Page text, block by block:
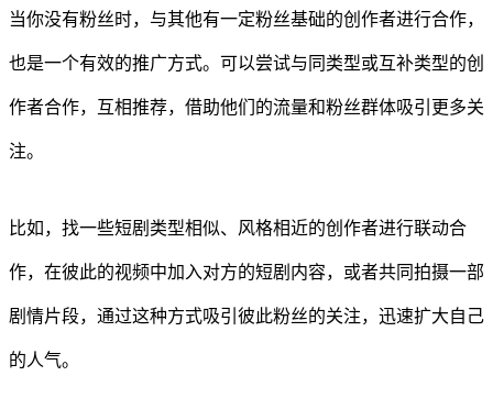
当你没有粉丝时，与其他有一定粉丝基础的创作者进行合作，
也是一个有效的推广方式。可以尝试与同类型或互补类型的创
作者合作，互相推荐，借助他们的流量和粉丝群体吸引更多关
注。
比如，找一些短剧类型相似、风格相近的创作者进行联动合
作，在彼此的视频中加入对方的短剧内容，或者共同拍摄一部
剧情片段，通过这种方式吸引彼此粉丝的关注，迅速扩大自己
的人气。